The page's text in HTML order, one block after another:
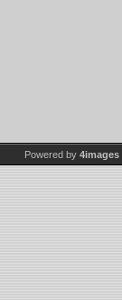
Powered by 4images